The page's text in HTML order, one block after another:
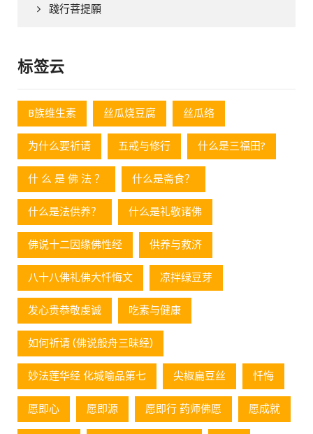
踐行菩提願
标签云
B族维生素 丝瓜烧豆腐 丝瓜络
为什么要祈请 五戒与修行 什么是三福田?
什 么 是 佛 法 ？ 什么是斋食？
什么是法供养？ 什么是礼敬诸佛
佛说十二因缘佛性经 供养与救济
八十八佛礼佛大忏悔文 凉拌绿豆芽
发心贵恭敬虔诚 吃素与健康
如何祈请 (佛说般舟三昧经)
妙法莲华经 化城喻品第七 尖椒扁豆丝 忏悔
愿即心 愿即源 愿即行 药师佛愿 愿成就